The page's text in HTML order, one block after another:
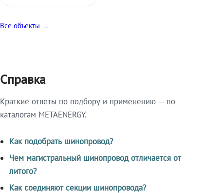
Все объекты →
Справка
Краткие ответы по подбору и применению — по
каталогам METAENERGY.
Как подобрать шинопровод?
Чем магистральный шинопровод отличается от
литого?
Как соединяют секции шинопровода?